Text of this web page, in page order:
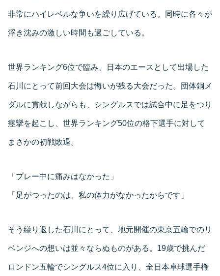
非常にハイレベルな争いを繰り広げている。同時に各々が
浮き沈みの激しい時間も過ごしている。
世界ランキング6位で臨み、日本のエースとして出場した
石川にとって前回大会は悔いが残る大会だった。団体銅メ
ダルに貢献しながらも、シングルスでは試合中に足をつり
痙攣を起こし、世界ランキング50位の格下選手に対して
まさかの初戦敗退。
「プレー中に痛みはなかった」
「足がつったのは、私の体力がなかったからです」
そう繰り返した石川にとって、地元開催の東京五輪でのリ
ベンジへの想いは並々ならぬものがある。19歳で挑んだ
ロンドン五輪でシングルス4位に入り、全日本卓球選手権